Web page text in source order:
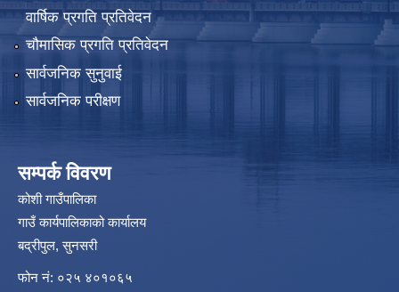
वार्षिक प्रगति प्रतिवेदन
चौमासिक प्रगति प्रतिवेदन
सार्वजनिक सुनुवाई
सार्वजनिक परीक्षण
सम्पर्क विवरण
कोशी गाउँपालिका
गाउँ कार्यपालिकाको कार्यालय
बद्रीपुल, सुनसरी
फोन नं: ०२५ ४०१०६५